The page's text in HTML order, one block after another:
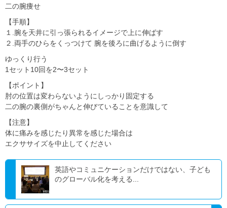
二の腕痩せ
【手順】
１.腕を天井に引っ張られるイメージで上に伸ばす
２.両手のひらをくっつけて 腕を後ろに曲げるように倒す
ゆっくり行う
1セット10回を2〜3セット
【ポイント】
肘の位置は変わらないようにしっかり固定する
二の腕の裏側がちゃんと伸びていることを意識して
【注意】
体に痛みを感じたり異常を感じた場合は
エクササイズを中止してください
英語やコミュニケーションだけではない、子ども
のグローバル化を考える...